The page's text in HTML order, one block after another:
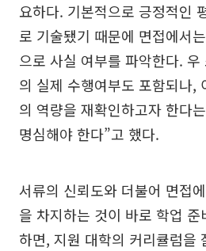
요하다. 기본적으로 긍정적인
로 기술됐기 때문에 면접에서
으로 사실 여부를 파악한다.
의 실제 수행여부도 포함되나,
의 역량을 재확인하고자 한다
명심해야 한다”고 했다.
서류의 신뢰도와 더불어 면접
을 차지하는 것이 바로 학업
하면, 지원 대학의 커리큘럼을